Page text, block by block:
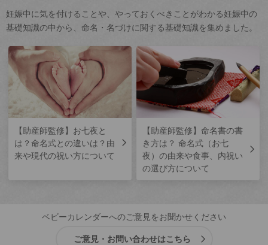
妊娠中に気を付けることや、やっておくべきことがわかる妊娠中の
基礎知識の中から、命名・名づけに関する基礎知識を集めました。
【助産師監修】お七夜と
は？命名式との違いは？由
来や現代の祝い方について
【助産師監修】命名書の書
き方は？ 命名式（お七
夜）の由来や食事、内祝い
の選び方について
ベビーカレンダーへのご意見をお聞かせください
ご意見・お問い合わせはこちら